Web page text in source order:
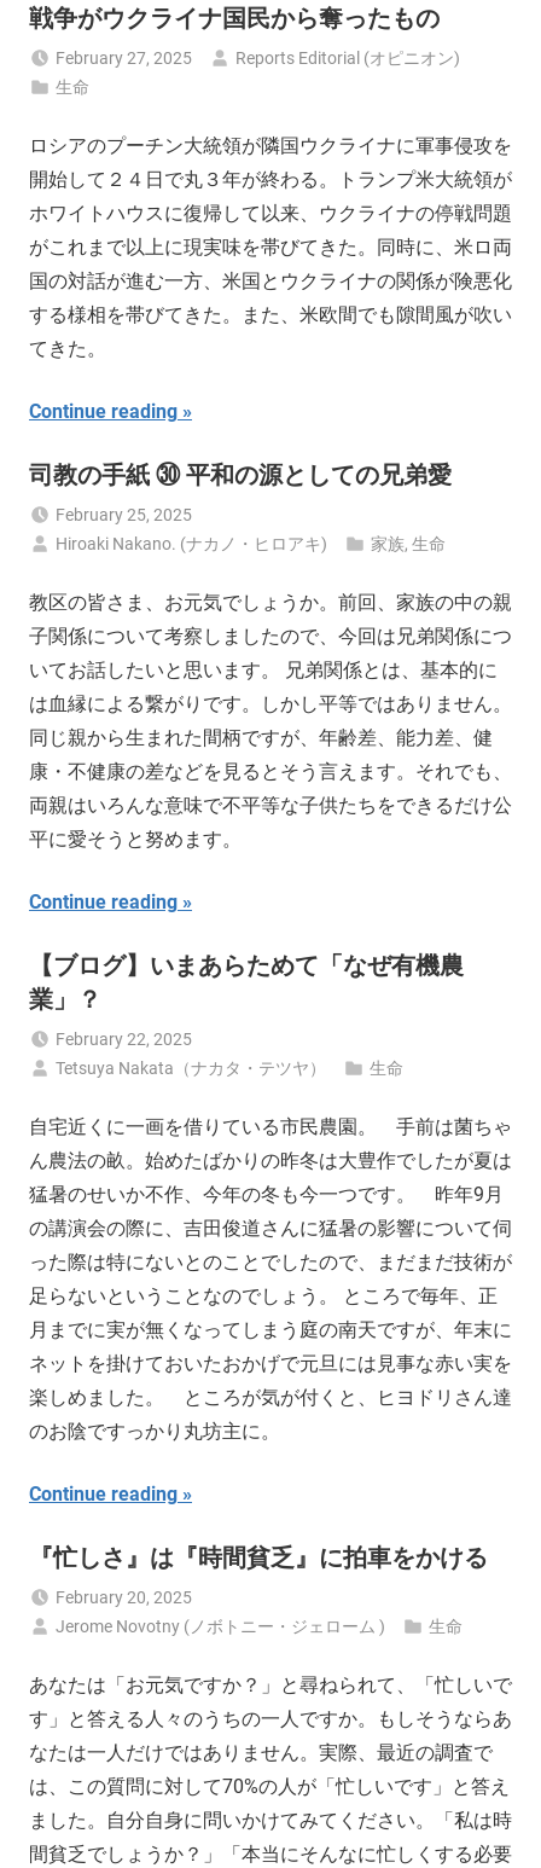
戦争がウクライナ国民から奪ったもの
February 27, 2025
Reports Editorial (オピニオン)
生命
ロシアのプーチン大統領が隣国ウクライナに軍事侵攻を
開始して２４日で丸３年が終わる。トランプ米大統領が
ホワイトハウスに復帰して以来、ウクライナの停戦問題
がこれまで以上に現実味を帯びてきた。同時に、米ロ両
国の対話が進む一方、米国とウクライナの関係が険悪化
する様相を帯びてきた。また、米欧間でも隙間風が吹い
てきた。
Continue reading
司教の手紙 ㉚ 平和の源としての兄弟愛
February 25, 2025
Hiroaki Nakano. (ナカノ・ヒロアキ)
家族,生命
教区の皆さま、お元気でしょうか。前回、家族の中の親
子関係について考察しましたので、今回は兄弟関係につ
いてお話したいと思います。 兄弟関係とは、基本的に
は血縁による繋がりです。しかし平等ではありません。
同じ親から生まれた間柄ですが、年齢差、能力差、健
康・不健康の差などを見るとそう言えます。それでも、
両親はいろんな意味で不平等な子供たちをできるだけ公
平に愛そうと努めます。
Continue reading
【ブログ】いまあらためて「なぜ有機農
業」？
February 22, 2025
Tetsuya Nakata（ナカタ・テツヤ）
生命
自宅近くに一画を借りている市民農園。 手前は菌ちゃ
ん農法の畝。始めたばかりの昨冬は大豊作でしたが夏は
猛暑のせいか不作、今年の冬も今一つです。 昨年9月
の講演会の際に、吉田俊道さんに猛暑の影響について伺
った際は特にないとのことでしたので、まだまだ技術が
足らないということなのでしょう。 ところで毎年、正
月までに実が無くなってしまう庭の南天ですが、年末に
ネットを掛けておいたおかげで元旦には見事な赤い実を
楽しめました。 ところが気が付くと、ヒヨドリさん達
のお陰ですっかり丸坊主に。
Continue reading
『忙しさ』は『時間貧乏』に拍車をかける
February 20, 2025
Jerome Novotny (ノボトニー・ジェローム )
生命
あなたは「お元気ですか？」と尋ねられて、「忙しいで
す」と答える人々のうちの一人ですか。もしそうならあ
なたは一人だけではありません。実際、最近の調査で
は、この質問に対して70%の人が「忙しいです」と答え
ました。自分自身に問いかけてみてください。「私は時
間貧乏でしょうか？」「本当にそんなに忙しくする必要